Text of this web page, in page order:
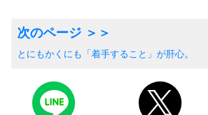
とにもかくにも「着手すること」が肝心。